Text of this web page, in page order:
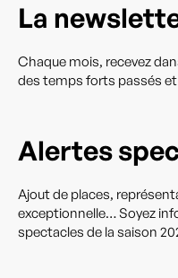
La
Chaque mois, recevez
des temps forts passés et
Alertes
Ajout de places,
exceptionnelle… Soyez
spectacles de la saison